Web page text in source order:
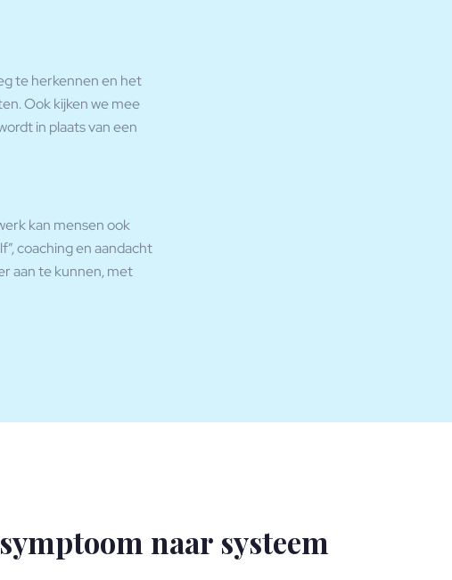
te herkennen en het
Ook kijken we mee
in plaats van een
kan mensen ook
coaching en aandacht
aan te kunnen, met
naar systeem